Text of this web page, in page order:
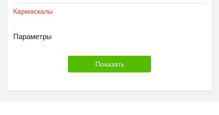
Кармаскалы
Параметры